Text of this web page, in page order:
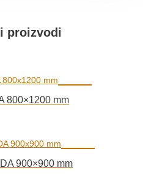
proizvodi
800×1200 mm
900×900 mm